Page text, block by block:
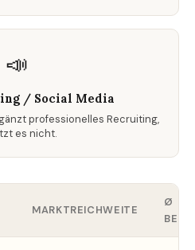
📣
/ Social Media
professionelles Recruiting,
es nicht.
MARKTREICHWEITE
Ø